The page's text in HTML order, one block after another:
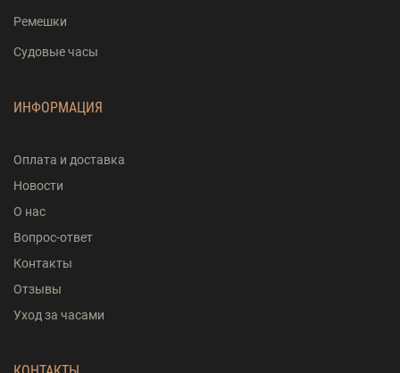
Ремешки
Судовые часы
ИНФОРМАЦИЯ
Оплата и доставка
Новости
О нас
Вопрос-ответ
Контакты
Отзывы
Уход за часами